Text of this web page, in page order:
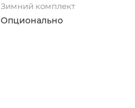
Зимний комплект
Опционально